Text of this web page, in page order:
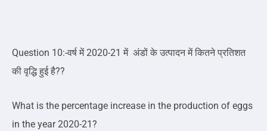
Question 10:-वर्ष में 2020-21 में अंडों के उत्पादन में कितने प्रतिशत
की वृद्धि हुई है??
What is the percentage increase in the production of eggs
in the year 2020-21?